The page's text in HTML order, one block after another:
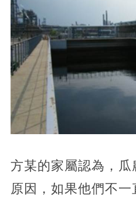
方某的家屬認為，
原因，如果他們不